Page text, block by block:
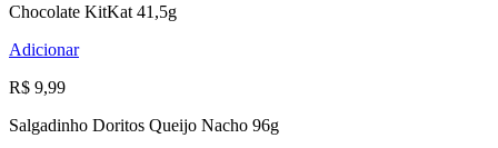
Chocolate KitKat 41,5g
Adicionar
R$ 9,99
Salgadinho Doritos Queijo Nacho 96g